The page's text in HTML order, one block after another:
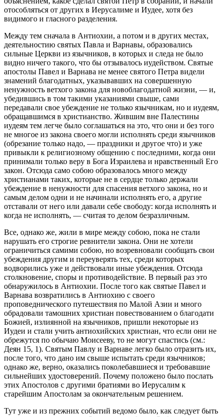
отособляться от других в Иерусалиме и Иудее, хотя без
видимого и гласного разделения.
Между тем сначала в Антиохии, а потом и в других местах,
деятельностию святых Павла и Варнавы, образовались
сильные Церкви из язычников, в которых и следа не было
видно ничего такого, что бы отзывалось иудейством. Святые
апостолы Павел и Варнава не менее святого Петра видели
знамений благодатных, указывавших на совершенную
ненужность ветхого закона для новоблагодатной жизни, — и,
убедившись в том такими указаниями свыше, сами
передавали свое убеждение не только язычникам, но и иудеям,
обращавшимся в христианство. Жившим вне Палестины
иудеям тем легче было соглашаться на это, что они и без того
не многое из закона своего могли исполнять среди язычников
(обрезание только надо, — праздники и другое что) и уже
привыкли к религиозному общению с последними, когда они
принимали только веру в Бога Израилева и нравственный Его
закон. Отсюда само собою образовалось много между
христианами таких, которые не в сердце только держали
убеждение в ненужности для спасения ветхого закона, но и
самым делом одни и не начинали исполнять его, а другие
отставали от него или давали себе свободу: когда исполнять и
когда не исполнять, — считая то делом безразличным.
Все, однако же, жили в мире между собою, пока не стали
нарушать его строгие ревнители закона. Они не хотели
ограничиться самими собою, но возревновали сообщать свои
убеждения другим и переуверять тех, среди которых
водворились уже и действовали иные убеждения. Отсюда
столкновение, споры и противодействие. В первый раз это
обнаружилось в Антиохии. После того как святые Павел и
Варнава возвратились в Антиохию с своего
проповеднического путешествия по Малой Азии и много
обрадовали тамошних христиан повествованием о благодати
Божией, излиянной на язычников, пришли некоторые из
Иудеи и стали учить антиохийских христиан, что если они не
обрежутся по обычаю Моисееву, то не могут спастись (см.:
Деян 15, 1). Святым Павлу и Варнаве легко было отразить их,
после того, что дано им свыше испытать среди язычников;
однако же, верно, оказались поколебавшиеся и требовавшие
сильнейших удостоверений. Почему положено было послать
этих Апостолов с другими братиями во Иерусалим к
старейшим Апостолам за окончательным решением.
Тут уже и из прежних событий ведомо было, как следует быть